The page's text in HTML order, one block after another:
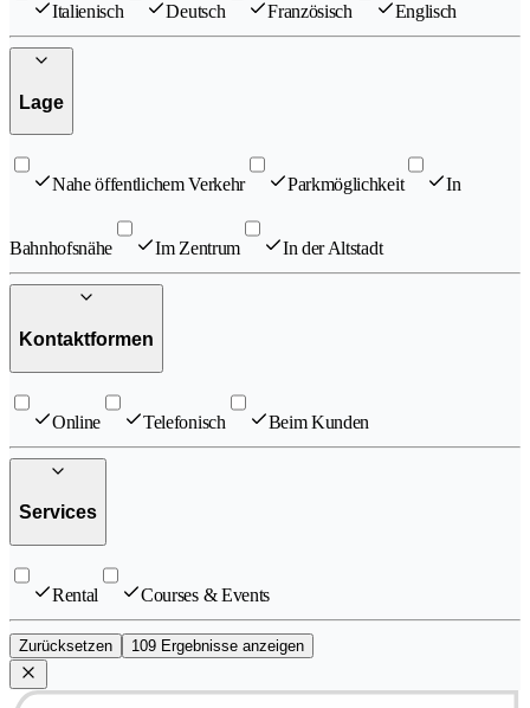
Italienisch Deutsch Französisch Englisch
Lage
Nahe öffentlichem Verkehr Parkmöglichkeit In
Bahnhofsnähe Im Zentrum In der Altstadt
Kontaktformen
Online Telefonisch Beim Kunden
Services
Rental Courses & Events
Zurücksetzen 109 Ergebnisse anzeigen